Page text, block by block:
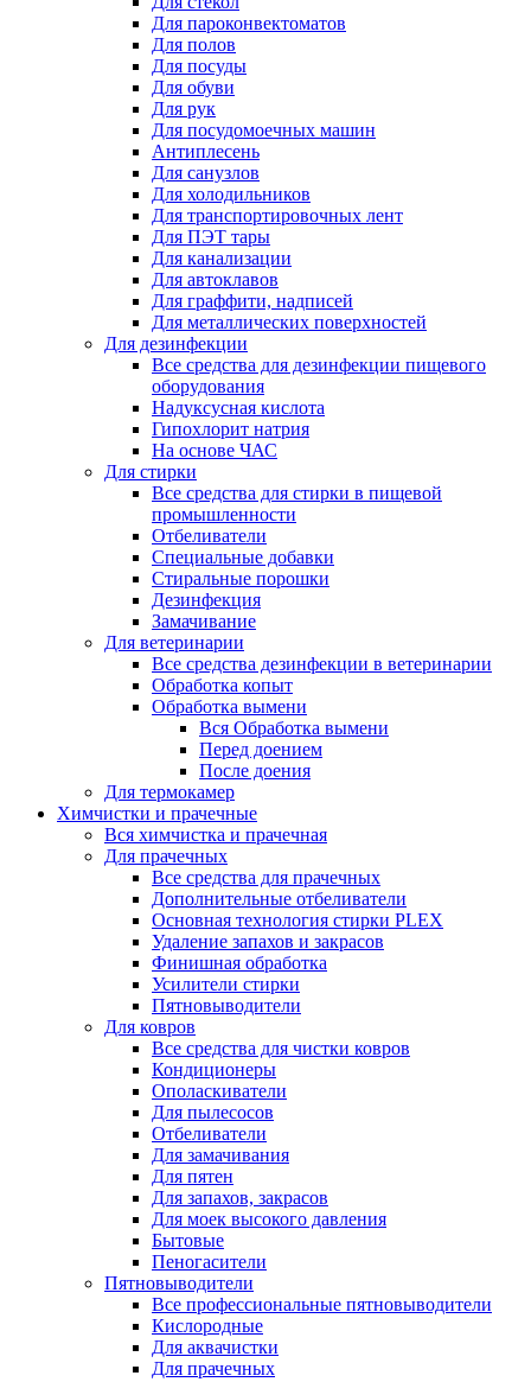
Для пароконвектоматов
Для полов
Для посуды
Для обуви
Для рук
Для посудомоечных машин
Антиплесень
Для санузлов
Для холодильников
Для транспортировочных лент
Для ПЭТ тары
Для канализации
Для автоклавов
Для граффити, надписей
Для металлических поверхностей
Для дезинфекции
Все средства для дезинфекции пищевого
оборудования
Надуксусная кислота
Гипохлорит натрия
На основе ЧАС
Для стирки
Все средства для стирки в пищевой
промышленности
Отбеливатели
Специальные добавки
Стиральные порошки
Дезинфекция
Замачивание
Для ветеринарии
Все средства дезинфекции в ветеринарии
Обработка копыт
Обработка вымени
Вся Обработка вымени
Перед доением
После доения
Для термокамер
Химчистки и прачечные
Вся химчистка и прачечная
Для прачечных
Все средства для прачечных
Дополнительные отбеливатели
Основная технология стирки PLEX
Удаление запахов и закрасов
Финишная обработка
Усилители стирки
Пятновыводители
Для ковров
Все средства для чистки ковров
Кондиционеры
Ополаскиватели
Для пылесосов
Отбеливатели
Для замачивания
Для пятен
Для запахов, закрасов
Для моек высокого давления
Бытовые
Пеногасители
Пятновыводители
Все профессиональные пятновыводители
Кислородные
Для аквачистки
Для прачечных